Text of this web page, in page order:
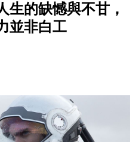
生的缺憾與不甘，
並非白工